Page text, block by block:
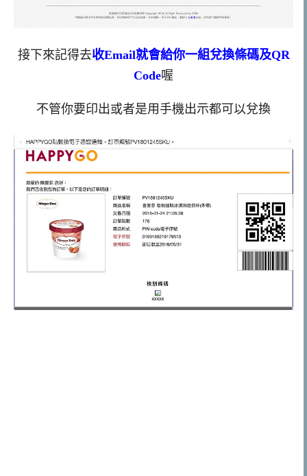
接下來記得去收Email就會給你一組兌換條碼及QR
Code喔
不管你要印出或者是用手機出示都可以兌換